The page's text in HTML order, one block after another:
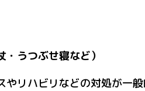
うつぶせ寝など）
リハビリなどの対処が一般